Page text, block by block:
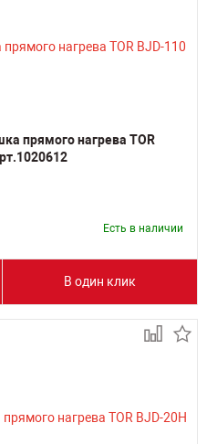
прямого нагрева TOR
Есть в наличии
В один клик